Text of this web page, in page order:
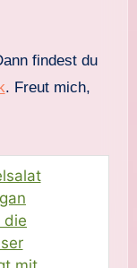
findest du
. Freut mich,